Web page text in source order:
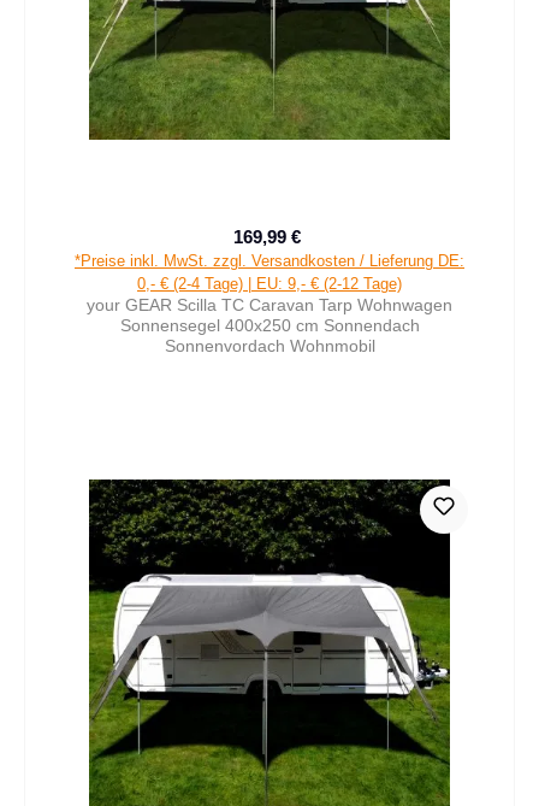
Verkaufspreis:
169,99 €
*Preise inkl. MwSt. zzgl. Versandkosten / Lieferung DE:
0,- € (2-4 Tage) | EU: 9,- € (2-12 Tage)
your GEAR Scilla TC Caravan Tarp Wohnwagen
Sonnensegel 400x250 cm Sonnendach
Sonnenvordach Wohnmobil